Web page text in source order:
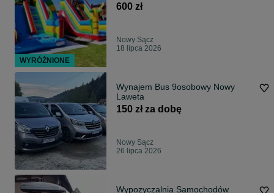
600 zł
Nowy Sącz
18 lipca 2026
Wynajem Bus 9osobowy Nowy
Laweta
150 zł za dobę
Nowy Sącz
26 lipca 2026
Wypozyczalnia Samochodów
WYRÓŻNIONE